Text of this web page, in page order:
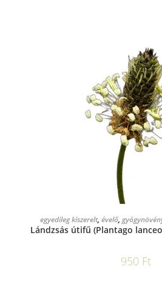
KOSÁRBA
egyedileg kiszerelt, évelő,
Lándzsás útifű (Plantago
950 Ft